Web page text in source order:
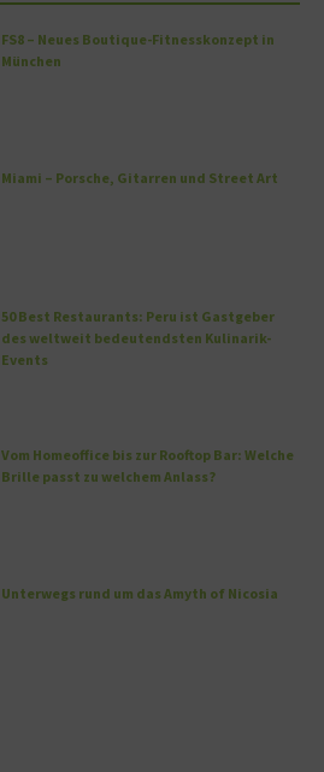
FS8 – Neues Boutique-Fitnesskonzept in
München
Miami – Porsche, Gitarren und Street Art
50 Best Restaurants: Peru ist Gastgeber
des weltweit bedeutendsten Kulinarik-
Events
Vom Homeoffice bis zur Rooftop Bar: Welche
Brille passt zu welchem Anlass?
Unterwegs rund um das Amyth of Nicosia